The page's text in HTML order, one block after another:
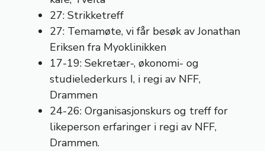
27: Strikketreff
27: Temamøte, vi får besøk av Jonathan
Eriksen fra Myoklinikken
17-19: Sekretær-, økonomi- og
studielederkurs I, i regi av NFF,
Drammen
24-26: Organisasjonskurs og treff for
likeperson erfaringer i regi av NFF,
Drammen.